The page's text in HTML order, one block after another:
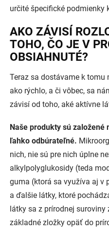
určité špecifické podmienky
AKO ZÁVISÍ
TOHO, ČO JE V
OBSIAHNUTÉ?
Teraz sa dostávame k tomu
ako rýchlo, a či vôbec, sa
závisí od toho, aké aktívne
Naše produkty sú
ľahko odbúrateľné.
nich, nie sú pre nich úplne
alkylpolyglukosidy (teda
guma (ktorá sa využíva aj v
a ďalšie látky, ktoré
látky sa z prírodnej suroviny
základné zložky opäť do